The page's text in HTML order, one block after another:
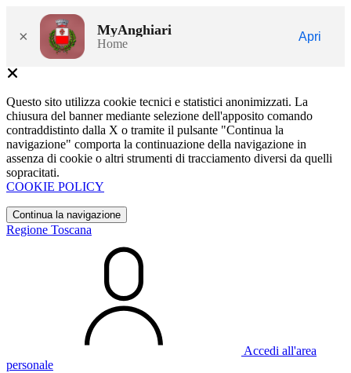
× MyAnghiari
Home
Apri
Questo sito utilizza cookie tecnici e statistici anonimizzati. La
chiusura del banner mediante selezione dell'apposito comando
contraddistinto dalla X o tramite il pulsante "Continua la
navigazione" comporta la continuazione della navigazione in
assenza di cookie o altri strumenti di tracciamento diversi da quelli
sopracitati.
COOKIE POLICY
Continua la navigazione
Regione Toscana
Accedi all'area
personale